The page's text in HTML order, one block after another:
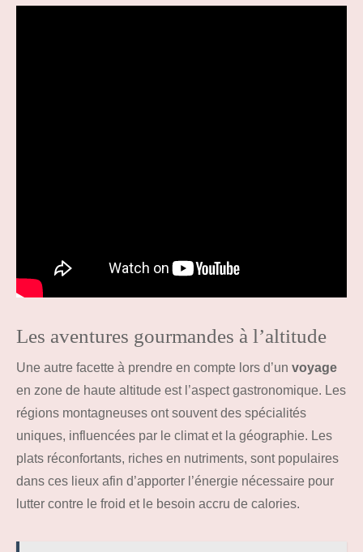
Les aventures gourmandes à l’altitude
Une autre facette à prendre en compte lors d’un voyage
en zone de haute altitude est l’aspect gastronomique. Les
régions montagneuses ont souvent des spécialités
uniques, influencées par le climat et la géographie. Les
plats réconfortants, riches en nutriments, sont populaires
dans ces lieux afin d’apporter l’énergie nécessaire pour
lutter contre le froid et le besoin accru de calories.